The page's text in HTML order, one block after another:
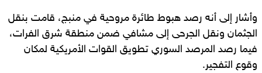
وأشار إلى أنه رصد هبوط طائرة مروحية في منبج، قامت بنقل
الجثمان ونقل الجرحى إلى مشافي ضمن منطقة شرق الفرات،
فيما رصد المرصد السوري تطويق القوات الأمريكية لمكان
وقوع التفجير.